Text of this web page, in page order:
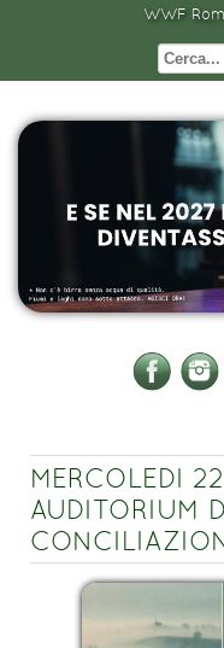
WWF
MERCOLEDI
AUDITORIUM